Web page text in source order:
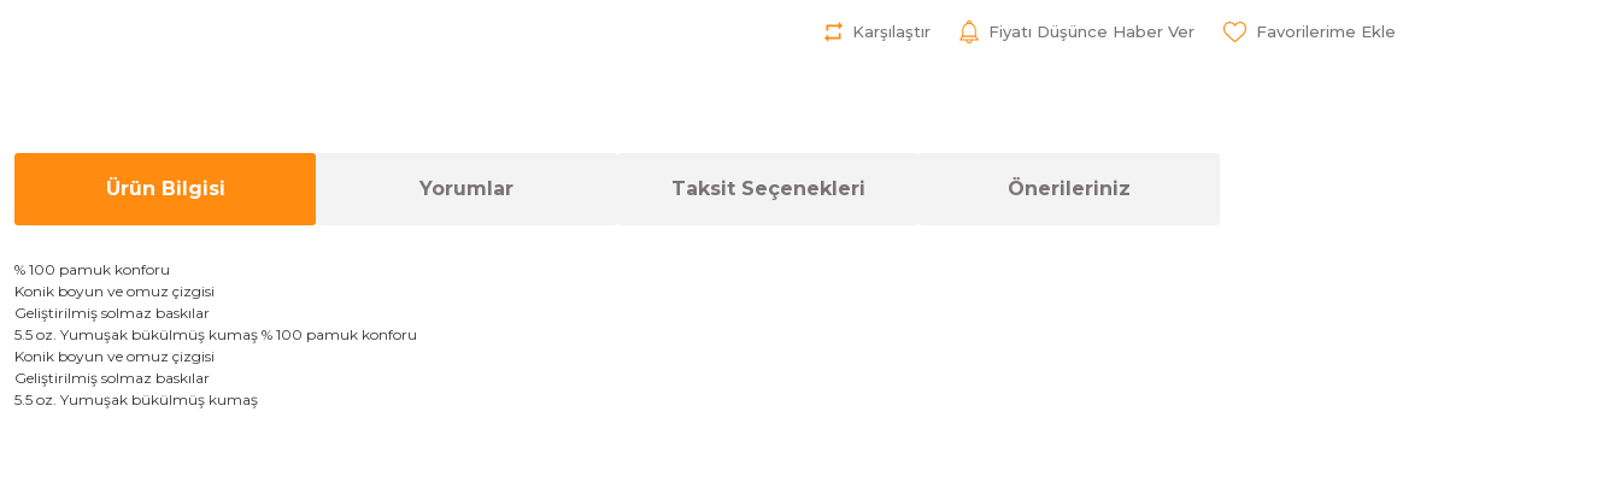
Karşılaştır Fiyatı Düşünce Haber Ver
Ürün Bilgisi Yorumlar Taksit Seçenekleri Önerileriniz
% 100 pamuk konforu
Konik boyun ve omuz çizgisi
Geliştirilmiş solmaz baskılar
5.5 oz. Yumuşak bükülmüş kumaş % 100 pamuk konforu
Konik boyun ve omuz çizgisi
Geliştirilmiş solmaz baskılar
5.5 oz. Yumuşak bükülmüş kumaş